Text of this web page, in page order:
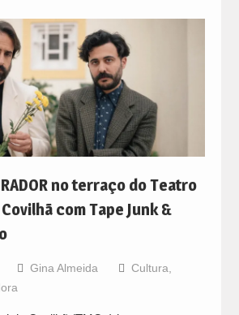
no terraço do Teatro
com Tape Junk &
Gina Almeida Cultura